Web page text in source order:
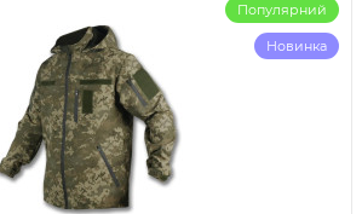
Популярний
Новинка